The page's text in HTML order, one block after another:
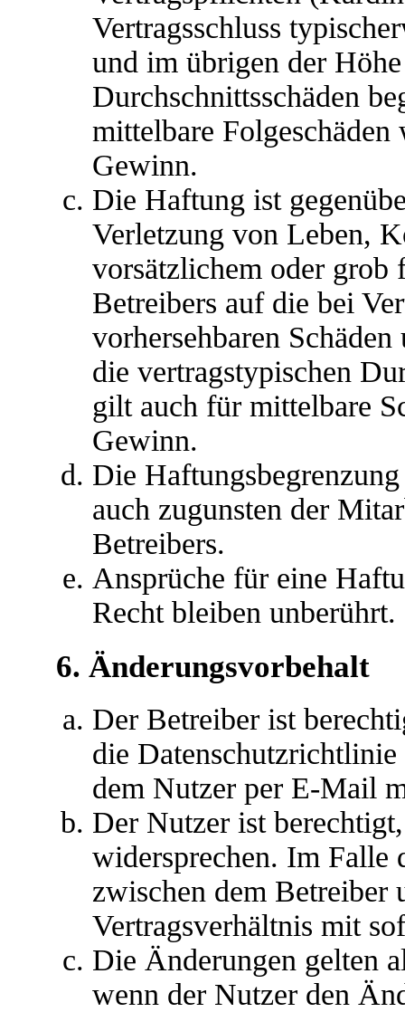
Vertragsschluss
und im übrigen der
Durchschnittsschäden
mittelbare Folgeschäden
Gewinn.
Die Haftung ist
Verletzung von Leben,
vorsätzlichem oder grob
Betreibers auf die bei
vorhersehbaren
die vertragstypischen
gilt auch für mittelbare
Gewinn.
Die
auch zugunsten der
Betreibers.
Ansprüche für eine
Recht bleiben unberührt.
6. Änderungsvorbehalt
Der Betreiber ist
die
dem Nutzer per E-Mail
Der Nutzer ist
widersprechen. Im Falle
zwischen dem Betreiber
Vertragsverhältnis mit
Die Änderungen gelten
wenn der Nutzer den